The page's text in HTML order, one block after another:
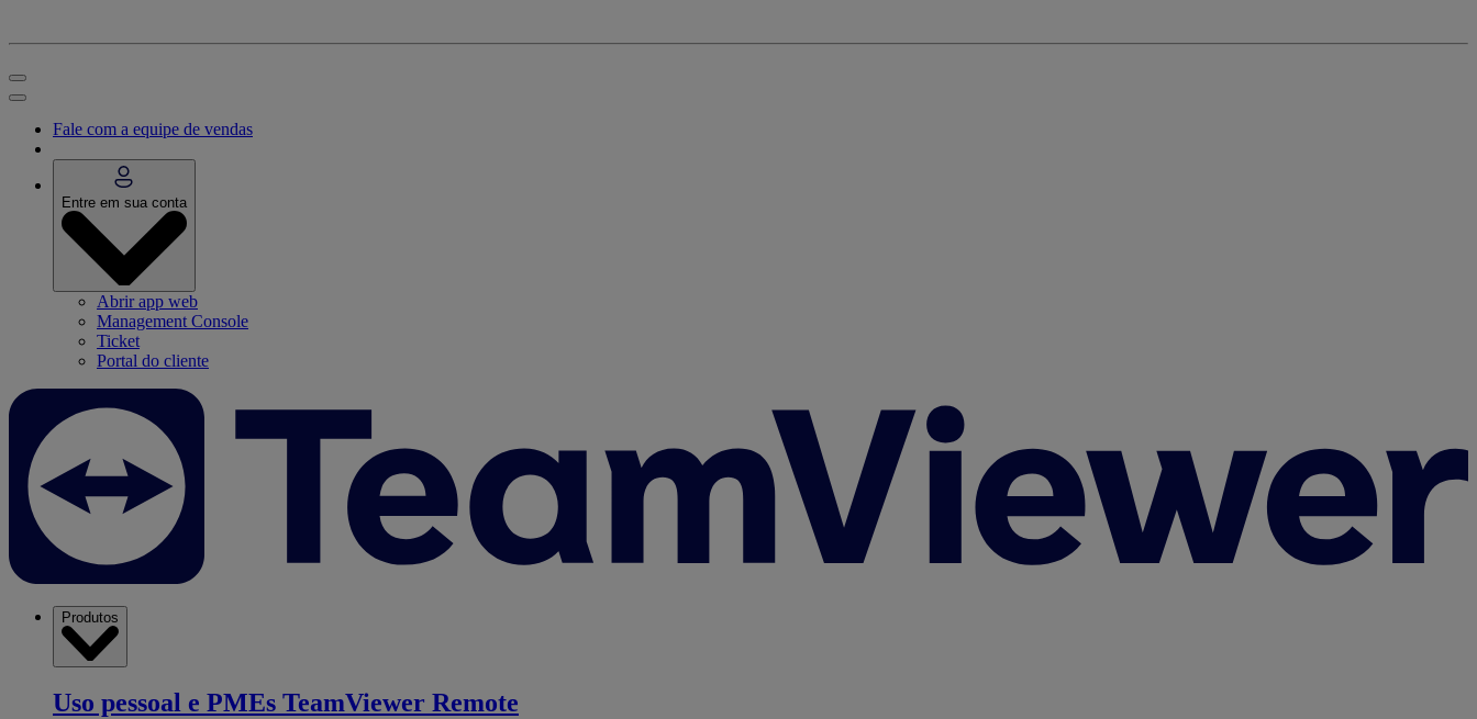
Fale com a equipe de vendas
Entre em sua conta
Abrir app web
Management Console
Ticket
Portal do cliente
Produtos
Uso pessoal e PMEs TeamViewer Remote